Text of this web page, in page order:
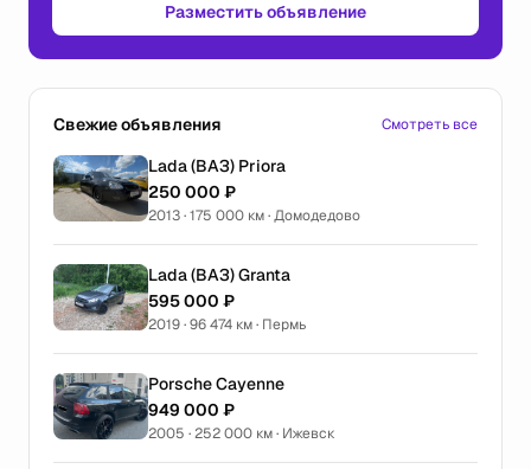
Разместить объявление
Свежие объявления Смотреть все
Lada (ВАЗ) Priora
250 000 ₽
2013 · 175 000 км · Домодедово
Lada (ВАЗ) Granta
595 000 ₽
2019 · 96 474 км · Пермь
Porsche Cayenne
949 000 ₽
2005 · 252 000 км · Ижевск